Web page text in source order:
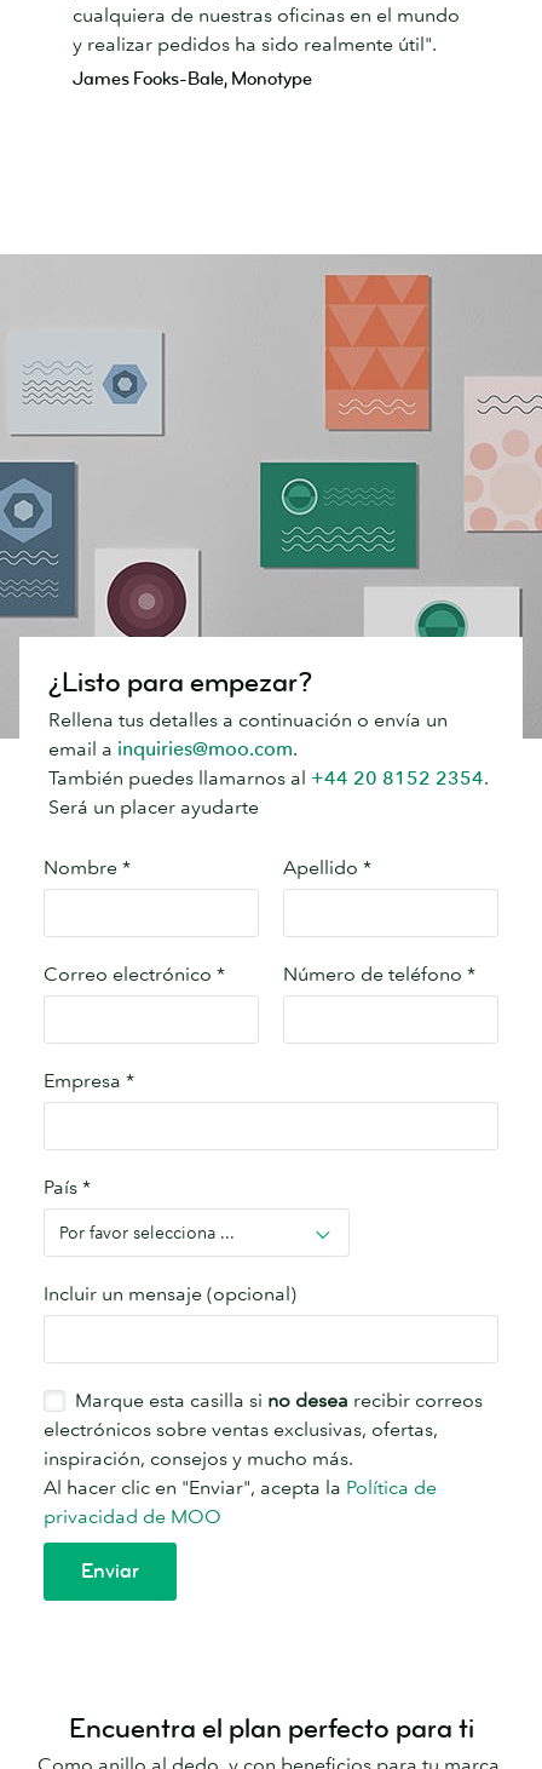
cualquiera de nuestras oficinas en el mundo
y realizar pedidos ha sido realmente útil".
James Fooks-Bale, Monotype
¿Listo para empezar?
Rellena tus detalles a continuación o envía un
email a inquiries@moo.com.
También puedes llamarnos al +44 20 8152 2354.
Será un placer ayudarte
Encuentra el plan perfecto para ti